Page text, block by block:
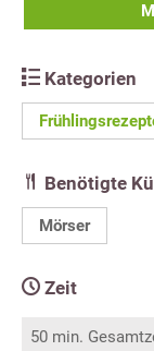
Kategorien
Benötigte
Mörser
Zeit
50 min.